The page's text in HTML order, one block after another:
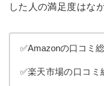
した人の満足度はな
✅Amazonの口コミ
✅楽天市場の口コ